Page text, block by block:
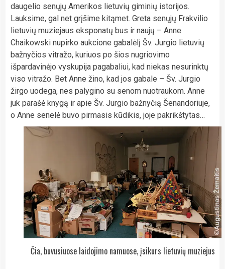
daugelio senųjų Amerikos lietuvių giminių istorijos.
Lauksime, gal net grįšime kitąmet. Greta senųjų Frakvilio
lietuvių muziejaus eksponatų bus ir naujų – Anne
Chaikowski nupirko aukcione gabalėlį Šv. Jurgio lietuvių
bažnyčios vitražo, kuriuos po šios nugriovimo
išpardavinėjo vyskupija pagabaliui, kad niekas nesurinktų
viso vitražo. Bet Anne žino, kad jos gabale – Šv. Jurgio
žirgo uodega, nes palygino su senom nuotraukom. Anne
juk parašė knygą ir apie Šv. Jurgio bažnyčią Šenandoriuje,
o Anne senelė buvo pirmasis kūdikis, joje pakrikštytas…
Čia, buvusiuose laidojimo namuose, įsikurs lietuvių muziejus